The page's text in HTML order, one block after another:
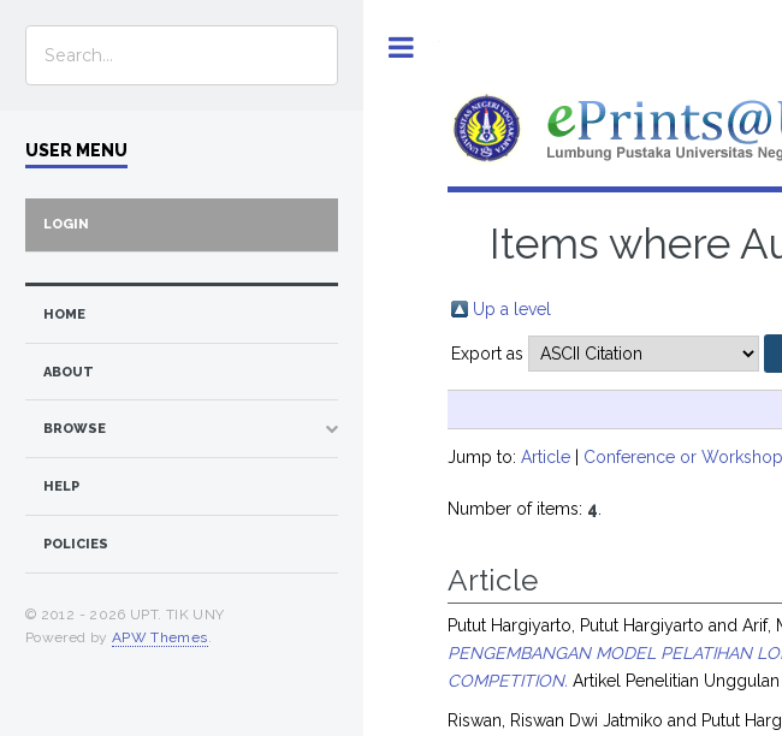
Items where
Up a level
Export as
Jump to:Article | Conference or
Number of items: 4
Article
Putut Hargiyarto, Putut Hargiyarto andArif,
PENGEMBANGAN MODEL PELATIHAN
COMPETITION. Artikel Penelitian
Riswan, Riswan Dwi Jatmiko and Putut
USER MENU
LOGIN
HOME
ABOUT
BROWSE
HELP
POLICIES
© 2012 - 2026 UPT. TIK UNY
Powered by APW Themes